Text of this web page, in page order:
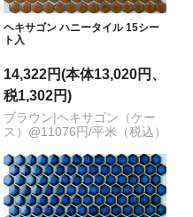
ヘキサゴン ハニータイル 15シー
ト入
14,322円(本体13,020円、
税1,302円)
ブラウン|ヘキサゴン（ケー
ス）@11076円/平米（税込）